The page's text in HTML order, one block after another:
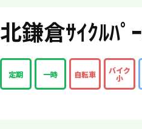
北鎌倉ｻｲｸﾙﾊﾟ
定期 一時 自転車 バイク
小